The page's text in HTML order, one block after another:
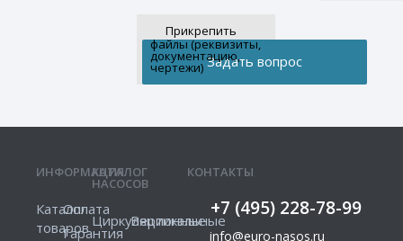
Прикрепить
файлы (реквизиты,
документацию,
чертежи)
КОНТАКТЫ
+7 (495) 228-78-99
info@euro-nasos.ru
ИНФОРМАЦИЯ
Каталог
товаров
Оплата
Гарантия
КАТАЛОГ
НАСОСОВ
Циркуляционные
Вертикальные